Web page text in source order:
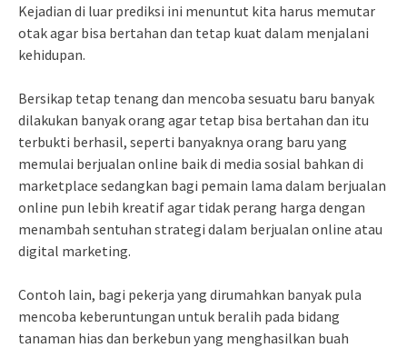
Kejadian di luar prediksi ini menuntut kita harus memutar
otak agar bisa bertahan dan tetap kuat dalam menjalani
kehidupan.
Bersikap tetap tenang dan mencoba sesuatu baru banyak
dilakukan banyak orang agar tetap bisa bertahan dan itu
terbukti berhasil, seperti banyaknya orang baru yang
memulai berjualan online baik di media sosial bahkan di
marketplace sedangkan bagi pemain lama dalam berjualan
online pun lebih kreatif agar tidak perang harga dengan
menambah sentuhan strategi dalam berjualan online atau
digital marketing.
Contoh lain, bagi pekerja yang dirumahkan banyak pula
mencoba keberuntungan untuk beralih pada bidang
tanaman hias dan berkebun yang menghasilkan buah